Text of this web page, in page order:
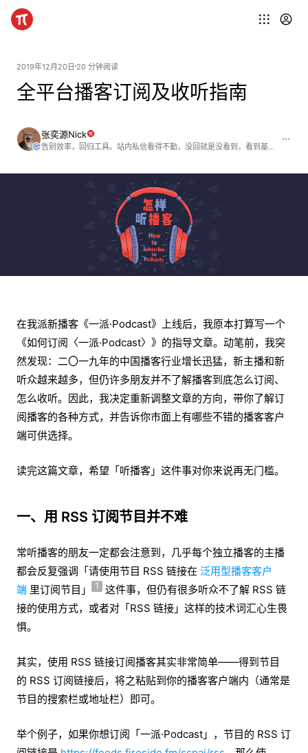
2019年12月20日 20 分钟阅读
全平台播客订阅及收听指南
张奕源Nick
告别效率，回归工具。站内私信看得不勤，没回就是没看到，看到基本都回。
在我派新播客《一派·Podcast》上线后，我原本打算写一个
《如何订阅〈一派·Podcast〉》的指导文章。动笔前，我突
然发现：二〇一九年的中国播客行业增长迅猛，新主播和新
听众越来越多，但仍许多朋友并不了解播客到底怎么订阅、
怎么收听。因此，我决定重新调整文章的方向，带你了解订
阅播客的各种方式，并告诉你市面上有哪些不错的播客客户
端可供选择。
读完这篇文章，希望「听播客」这件事对你来说再无门槛。
一、用 RSS 订阅节目并不难
常听播客的朋友一定都会注意到，几乎每个独立播客的主播
都会反复强调「请使用节目 RSS 链接在 泛用型播客客户
端 里订阅节目」 1
这件事，但仍有很多听众不了解 RSS 链
接的使用方式，或者对「RSS 链接」这样的技术词汇心生畏
惧。
其实，使用 RSS 链接订阅播客其实非常简单——得到节目
的 RSS 订阅链接后，将之粘贴到你的播客客户端内（通常是
节目的搜索栏或地址栏）即可。
举个例子，如果你想订阅「一派·Podcast」，节目的 RSS 订